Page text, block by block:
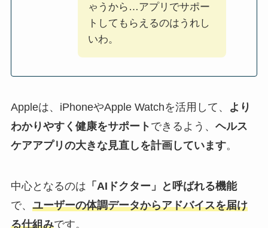
ゃうから…アプリでサポー
トしてもらえるのはうれし
いわ。
Appleは、iPhoneやApple Watchを活用して、
より
わかりやすく健康をサポート できるよう、 ヘルス
ケアアプリの大きな見直しを計画しています。
中心となるのは 「AIドクター」と呼ばれる機能
で、 ユーザーの体調データからアドバイスを届け
る仕組みです。